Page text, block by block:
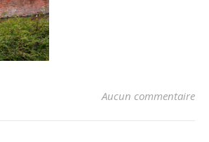
Aucun commentaire